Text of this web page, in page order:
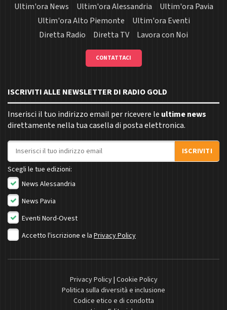
Ultim'ora News
Ultim'ora Alessandria
Ultim'ora Pavia
Ultim'ora Alto Piemonte
Ultim'ora Eventi
Diretta Radio
Diretta TV Lavora con Noi
CONTATTACI
ISCRIVITI ALLE NEWSLETTER DI RADIO GOLD
Inserisci il tuo indirizzo email per ricevere le ultime news
direttamente nella tua casella di posta elettronica.
Indirizzo email
ISCRIVITI
Scegli le tue edizioni:
News Alessandria
News Pavia
Eventi Nord-Ovest
Accetto l'iscrizione e la Privacy Policy
Privacy Policy| Cookie Policy
Politica sulla diversità e inclusione
Codice etico e di condotta